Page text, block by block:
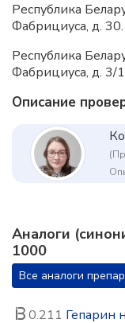
Республика
Фабрициуса, д. 30.
Республика
Фабрициуса, д. 3/
Описание
Аналоги
1000
Все аналоги
0.211 Гепарин